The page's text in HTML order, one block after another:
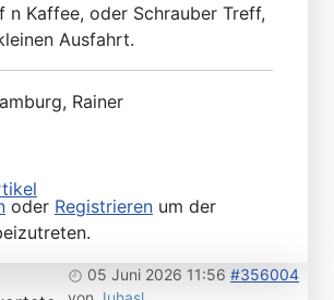
n Kaffee, oder Schrauber Treff,
Ausfahrt.
Rainer
oder Registrieren um der
05 Juni 2026 11:56 #356004